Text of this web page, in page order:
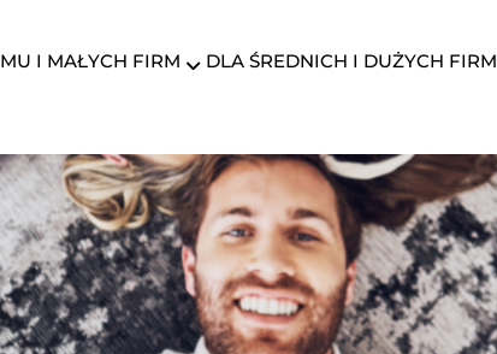
I MAŁYCH FIRM DLA ŚREDNICH I DUŻYCH FIRM